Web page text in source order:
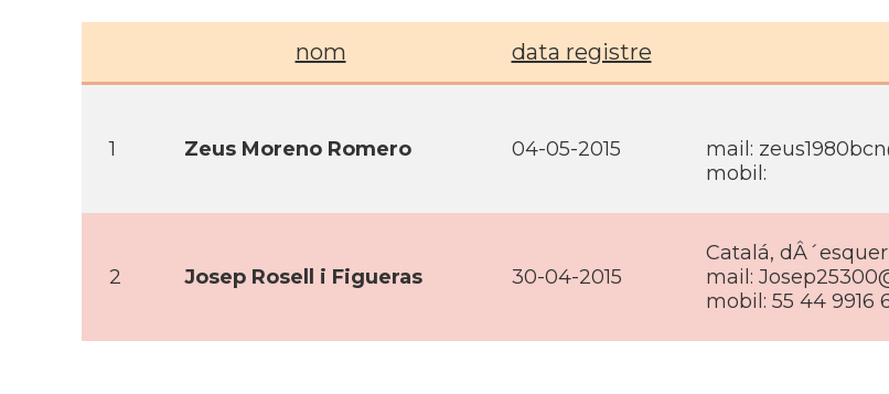
nom data registre
1 Zeus Moreno Romero 04-05-2015
mail:
mobil:
2 Josep Rosell i Figueras 30-04-2015
Catalá,
mail:
mobil: 55 44 9916